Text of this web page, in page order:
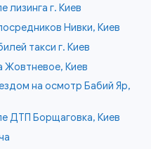
лизинга г. Киев
Нивки, Киев
такси г. Киев
Жовтневое, Киев
на осмотр Бабий Яр,
ДТП Борщаговка, Киев